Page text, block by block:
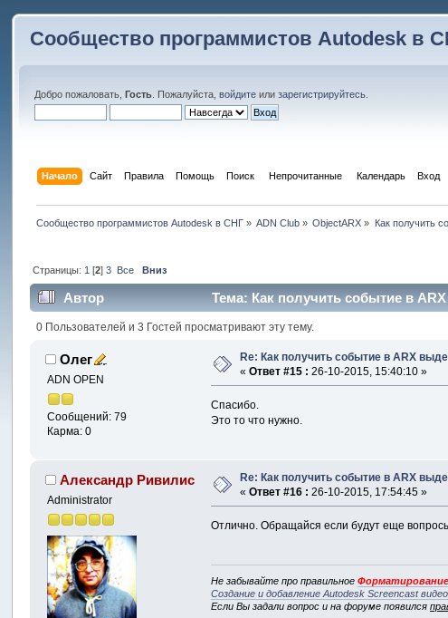
Сообщество программистов Autodesk в
Добро пожаловать,Гость . Пожалуйста,войдите илизарегистрируйтесь
Начало Сайт Правила Помощь Поиск Непрочитанные Календарь Вход
Сообщество программистов Autodesk в СНГ» ADN Club » ObjectARX » Как получить
Страницы: 1 [2] 3 Все Вниз
Автор Тема: Как получить событие в
0 Пользователей и 3 Гостей просматривают эту тему.
Олег
ADN OPEN
Сообщений: 79
Карма: 0
Re: Как получить событие в ARX
«Ответ #15 : 26-10-2015, 15:40:10 »
Спасибо.
Это то что нужно.
Александр Ривилис
Administrator
Re: Как получить событие в ARX
«Ответ #16 : 26-10-2015, 17:54:45 »
Отлично. Обращайся если будут еще
Не забывайте про правильное
Создание и добавление Autodesk Screencast
Если Вы задали вопрос и на форуме появился